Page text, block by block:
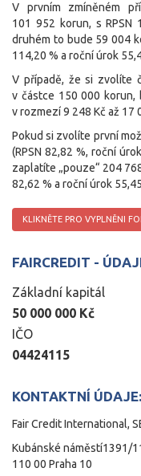
V prvním zmíněném
101 952 korun, s RPSN
druhém to bude 59 004
114,20 % a roční úrok
V případě, že si zvolíte
v částce 150 000
v rozmezí 9 248 Kč až 17
Pokud si zvolíte první
(RPSN 82,82 %, roční
zaplatíte „pouze“ 204
82,62 % a roční úrok
KLIKNĚTE PRO VYPLNĚNI
FAIRCREDIT -
Základní kapitál
50 000 000 Kč
IČO
04424115
KONTAKTNÍ ÚDAJE:
Fair Credit International,
Kubánské náměstí1391/
110 00 Praha 10